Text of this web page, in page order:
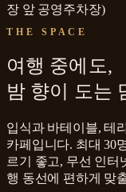
장 앞 공영주차장)
THE SPACE
여행 중에도,
밤 향이 도는
입식과 바테이블, 테
카페입니다. 최대 30
르기 좋고, 무선 인터
행 동선에 편하게 맞